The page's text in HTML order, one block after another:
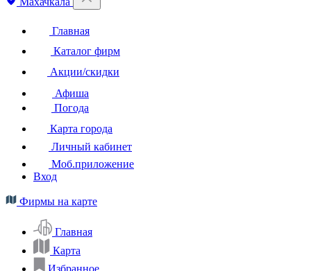
Главная
Каталог фирм
Акции/скидки
Афиша
Погода
Карта города
Личный кабинет
Моб.приложение
Вход
Фирмы на карте
Главная
Карта
Избранное